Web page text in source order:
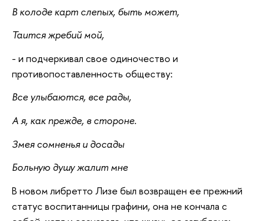
В колоде карт слепых, быть может,
Таится жребий мой,
- и подчеркивал свое одиночество и
противопоставленность обществу:
Все улыбаются, все рады,
А я, как прежде, в стороне.
Змея сомненья и досады
Больную душу жалит мне
В новом либретто Лизе был возвращен ее прежний
статус воспитанницы графини, она не кончала с